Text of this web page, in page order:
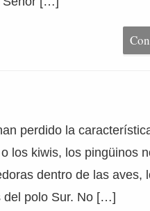
perdido la
los kiwis, los pingüinos
dentro de las aves,
del polo Sur. No […]